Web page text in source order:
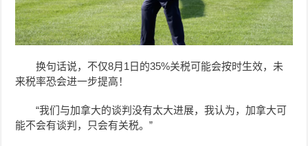
换句话说，不仅8月1日的35%关税可能会按时生效，未
来税率恐会进一步提高！
“我们与加拿大的谈判没有太大进展，我认为，加拿大可
能不会有谈判，只会有关税。”